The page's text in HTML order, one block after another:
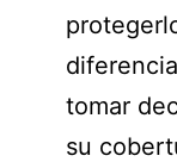
tomar
su